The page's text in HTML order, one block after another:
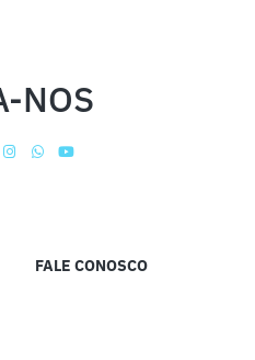
NOS
FALE CONOSCO